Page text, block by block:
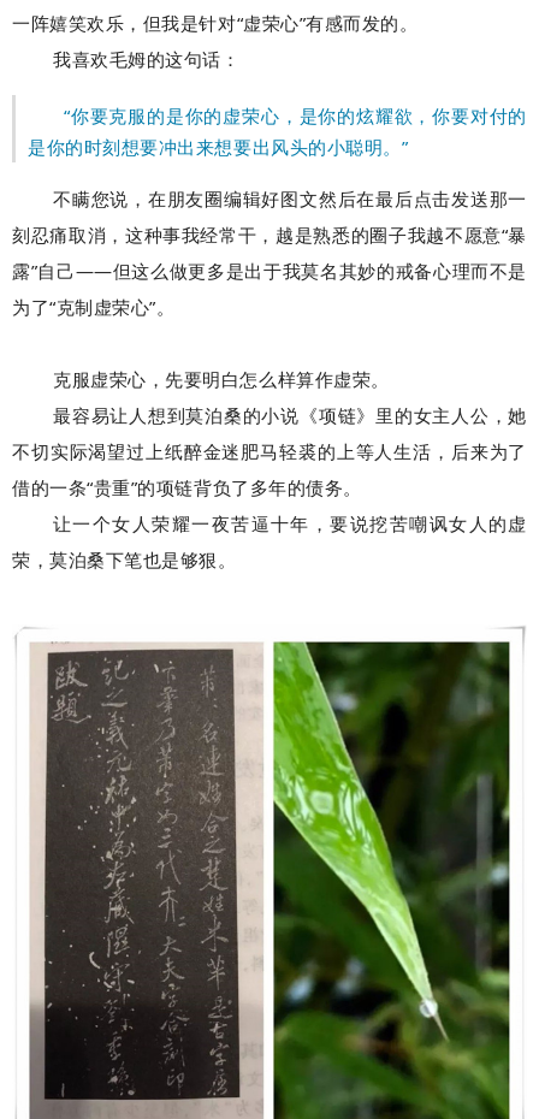
一阵嬉笑欢乐， 但我是针对“虚荣心”有感而发的。
我喜欢毛姆的这句话：
“你要克服的是你的虚荣心，是你的炫耀欲，你要对付的
是你的时刻想要冲出来想要出风头的小聪明。”
不瞒您说，在朋友圈编辑好图文然后在最后点击发送那一
刻忍痛取消，这种事我经常干，越是熟悉的圈子我越不愿意“暴
露”自己——但这么做更多是出于我莫名其妙的戒备心理而不是
为了“克制虚荣心”。
克服虚荣心，先要明白怎么样算作虚荣。
最容易让人想到莫泊桑的小说《项链》里的女主人公，她
不切实际渴望过上纸醉金迷肥马轻裘的上等人生活，后来为了
借的一条“贵重”的项链背负了多年的债务。
让一个女人荣耀一夜苦逼十年，要说挖苦嘲讽女人的虚
荣，莫泊桑下笔也是够狠。